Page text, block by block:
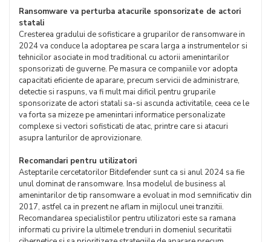
Ransomware va perturba atacurile sponsorizate de actori
statali
Cresterea gradului de sofisticare a gruparilor de ransomware in
2024 va conduce la adoptarea pe scara larga a instrumentelor si
tehnicilor asociate in mod traditional cu actorii amenintarilor
sponsorizati de guverne. Pe masura ce companiile vor adopta
capacitati eficiente de aparare, precum servicii de administrare,
detectie si raspuns, va fi mult mai dificil pentru gruparile
sponsorizate de actori statali sa-si ascunda activitatile, ceea ce le
va forta sa mizeze pe amenintari informatice personalizate
complexe si vectori sofisticati de atac, printre care si atacuri
asupra lanturilor de aprovizionare.
Recomandari pentru utilizatori
Asteptarile cercetatorilor Bitdefender sunt ca si anul 2024 sa fie
unul dominat de ransomware. Insa modelul de business al
amenintarilor de tip ransomware a evoluat in mod semnificativ din
2017, astfel ca in prezent ne aflam in mijlocul unei tranzitii.
Recomandarea specialistilor pentru utilizatori este sa ramana
informati cu privire la ultimele trenduri in domeniul securitatii